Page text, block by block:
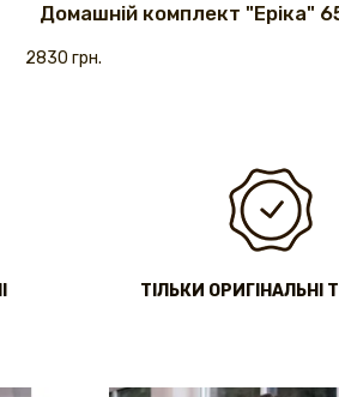
Домашній комплект "Еріка"
2830 грн.
ТІЛЬКИ ОРИГІНАЛЬНІ